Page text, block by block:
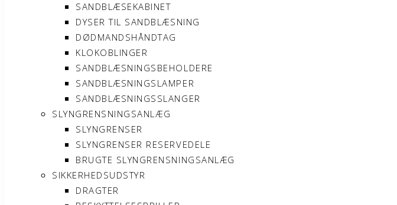
SANDBLÆSEKABINET
DYSER TIL SANDBLÆSNING
DØDMANDSHÅNDTAG
KLOKOBLINGER
SANDBLÆSNINGSBEHOLDERE
SANDBLÆSNINGSLAMPER
SANDBLÆSNINGSSLANGER
SLYNGRENSNINGSANLÆG
SLYNGRENSER
SLYNGRENSER RESERVEDELE
BRUGTE SLYNGRENSNINGSANLÆG
SIKKERHEDSUDSTYR
DRAGTER